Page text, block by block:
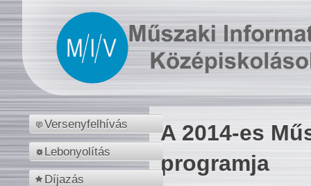
Versenyfelhívás
Lebonyolítás
Díjazás
A 2014-es
programja